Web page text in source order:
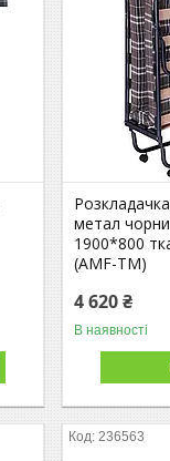
метал
1900*800
(AMF-ТМ)
4 620 ₴
В наявності
236563